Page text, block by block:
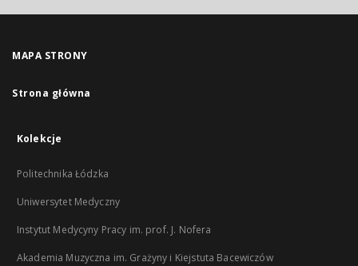
MAPA STRONY
Strona główna
Kolekcje
Politechnika Łódzka
Uniwersytet Medyczny
Instytut Medycyny Pracy im. prof. J. Nofera
Akademia Muzyczna im. Grażyny i Kiejstuta Bacewiczów